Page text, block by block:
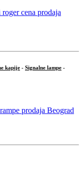
kapije - Signalne lampe -